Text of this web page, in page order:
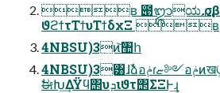
ʙ ౉ᬒಯ࢙ σβΠφʔ OBCFMJXP
ϑϩϯτΤϯυΤϯδχΞ ʙ
4NBSU)3ͷ͝঺հ
4NBSU)3͸ɺࣾձอݥɾޏ༻อݥͷखଓ͖Λ
ࣗಈԽ͢ΔΫϥ΢υܕιϑτ΢ΣΞͰ͢ɻ